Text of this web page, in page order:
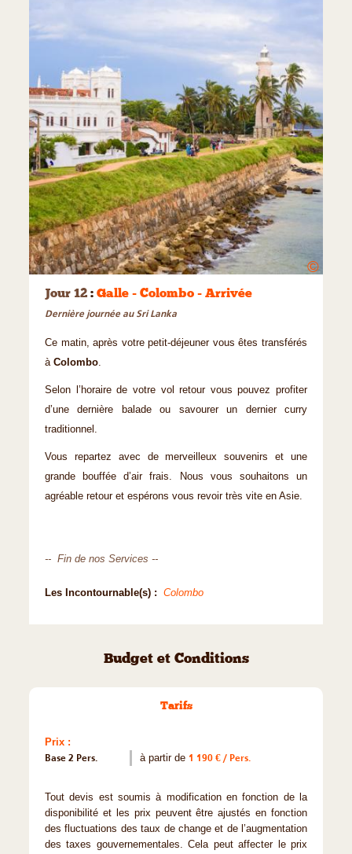
©
Jour 12 : Galle - Colombo - Arrivée
Dernière journée au Sri Lanka
Ce matin, après votre petit-déjeuner vous êtes transférés
à Colombo.
Selon l’horaire de votre vol retour vous pouvez profiter
d’une dernière balade ou savourer un dernier curry
traditionnel.
Vous repartez avec de merveilleux souvenirs et une
grande bouffée d’air frais. Nous vous souhaitons un
agréable retour et espérons vous revoir très vite en Asie.
-- Fin de nos Services --
Les Incontournable(s) : Colombo
Budget et Conditions
Tarifs
Prix :
Base 2 Pers.
à partir de 1 190 € / Pers.
Tout devis est soumis à modification en fonction de la
disponibilité et les prix peuvent être ajustés en fonction
des fluctuations des taux de change et de l’augmentation
des taxes gouvernementales. Cela peut affecter le prix